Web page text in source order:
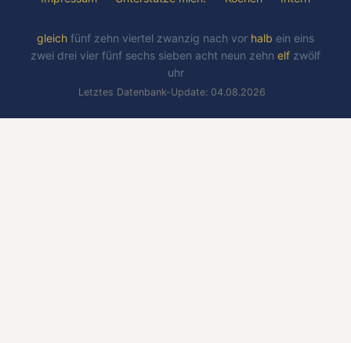
gleich fünf zehn viertel zwanzig nach vor halb ein eins
zwei drei vier fünf sechs sieben acht neun zehn elf zwölf
uhr
Letztes Datenbank-Update: 04.08.2026